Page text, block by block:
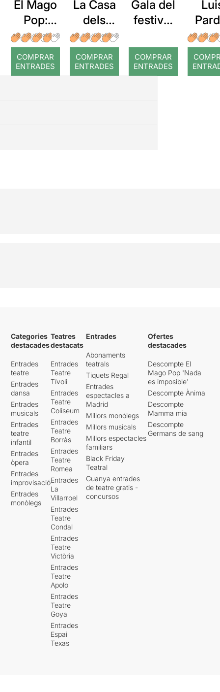
El Mago
Pop:
Nada es
imposibl
e
COMPRAR
ENTRADES
La Casa
dels
Àngels
COMPRAR
ENTRADES
Gala del
festival
màgia
de
COMPRAR
ENTRADES
En
Categories
destacades
Entrades
teatre
Entrades
dansa
Entrades
musicals
Entrades
teatre
infantil
Entrades
òpera
Entrades
improvisació
Entrades
monòlegs
Teatres
destacats
Entrades
Teatre
Tívoli
Entrades
Teatre
Coliseum
Entrades
Teatre
Borràs
Entrades
Teatre
Romea
Entrades
La
Villarroel
Entrades
Teatre
Condal
Entrades
Teatre
Victòria
Entrades
Teatre
Apolo
Entrades
Teatre
Goya
Entrades
Espai
Texas
Entrades
Abonaments
teatrals
Tiquets Regal
Entrades
espectacles a
Madrid
Millors monòlegs
Millors musicals
Millors espectacles
familiars
Black Friday
Teatral
Guanya entrades
de teatre gratis -
concursos
Ofertes
destacades
Descompte El
Mago Pop 'Nada
es imposible'
Descompte Ànima
Descompte
Mamma mia
Descompte
Germans de sang